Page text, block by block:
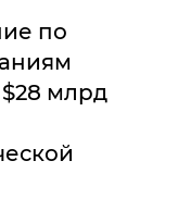
по
млрд